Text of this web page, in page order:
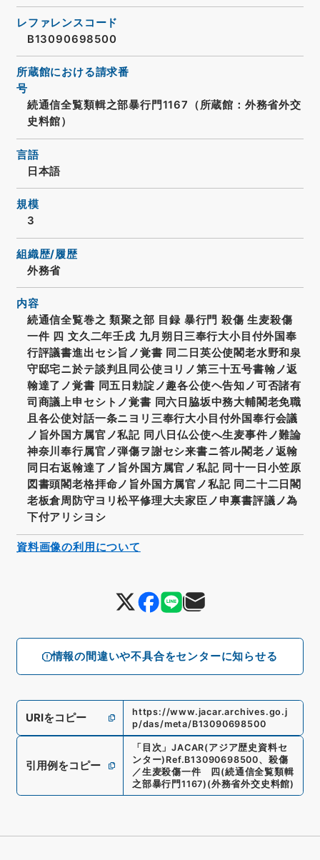
情報の間違いや不具合をセンターに知らせる
レファレンスコード
B13090698500
所蔵館における請求番
号
続通信全覧類輯之部暴行門1167（所蔵館：外務省外交
史料館）
言語
日本語
規模
3
組織歴/履歴
外務省
内容
続通信全覧巻之 類聚之部 目録 暴行門 殺傷 生麦殺傷
一件 四 文久二年壬戌 九月朔日三奉行大小目付外国奉
行評議書進出セシ旨ノ覚書 同二日英公使閣老水野和泉
守邸宅ニ於テ談判且同公使ヨリノ第三十五号書翰ノ返
翰達了ノ覚書 同五日勅諚ノ趣各公使ヘ告知ノ可否諸有
司商議上申セシトノ覚書 同六日脇坂中務大輔閣老免職
且各公使対話一条ニヨリ三奉行大小目付外国奉行会議
ノ旨外国方属官ノ私記 同八日仏公使へ生麦事件ノ難論
神奈川奉行属官ノ弾傷ヲ謝セシ来書ニ答ル閣老ノ返翰
同日右返翰達了ノ旨外国方属官ノ私記 同十一日小笠原
図書頭閣老格拝命ノ旨外国方属官ノ私記 同二十二日閣
老板倉周防守ヨリ松平修理大夫家臣ノ申禀書評議ノ為
下付アリシヨシ
URIをコピー
https://www.jacar.archives.go.j
p/das/meta/B13090698500
引用例をコピー
「 目次 」JACAR(アジア歴史資料セ
ンター) Ref.B13090698500、 殺傷
／生麦殺傷一件 四 (続通信全覧類輯
之部暴行門1167) (外務省外交史料館)
資料画像の利用について